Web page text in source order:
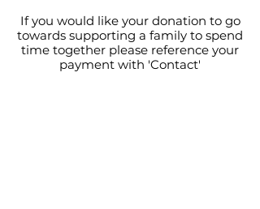
If you would like your donation to go
towards supporting a family to spend
time together please reference your
payment with 'Contact'